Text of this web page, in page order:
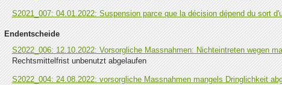
S2021_007: 04.01.2022: Suspension parce que la décision dépend du sort
Endentscheide
S2022_006: 12.10.2022: Vorsorgliche Massnahmen: Nichteintreten wegen
Rechtsmittelfrist unbenutzt abgelaufen
S2022_004: 24.08.2022: vorsorgliche Massnahmen mangels Dringlichkeit